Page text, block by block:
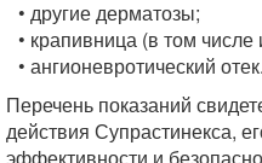
• другие дерматозы;
• крапивница (в том числе
• ангионевротический отек.
Перечень показаний
действия Супрастинекса,